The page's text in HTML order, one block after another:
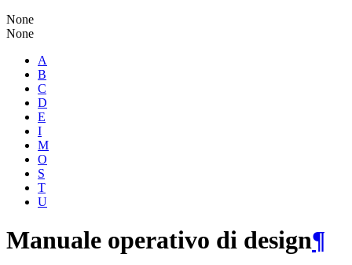
None
None
A
B
C
D
E
I
M
O
S
T
U
Manuale operativo di design¶